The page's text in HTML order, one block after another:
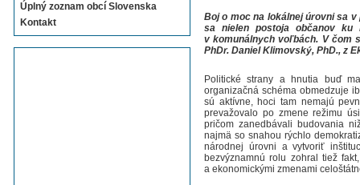
Úplný zoznam obcí Slovenska
Kontakt
Boj o moc na lokálnej úrovni sa
sa nielen postoja občanov ku
v komunálnych voľbách. V čom
PhDr. Daniel Klimovský, PhD., z
Politické strany a hnutia buď
organizačná schéma obmedzuje
sú aktívne, hoci tam nemajú
prevažovalo po zmene režimu
pričom zanedbávali budovania
najmä so snahou rýchlo
národnej úrovni a vytvoriť
bezvýznamnú rolu zohral tiež
a ekonomickými zmenami